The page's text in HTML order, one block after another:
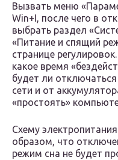
Вызвать меню
Win+I, после чего в
выбрать раздел
«Питание и спящий
странице
какое время
будет ли
сети и от
«простоять»
Схему
образом, что
режим сна не будет